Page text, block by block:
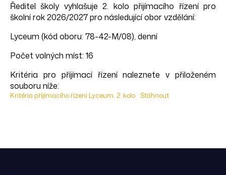
Ředitel školy vyhlašuje 2. kolo přijímacího řízení pro
školní rok 2026/2027 pro následující obor vzdělání:
Lyceum (kód oboru: 78-42-M/08), denní
Počet volných míst: 16
Kritéria pro příjímací řízení naleznete v přiloženém
souboru níže:
Kritéria příjímacího řízení Lyceum, 2. kolo Stáhnout